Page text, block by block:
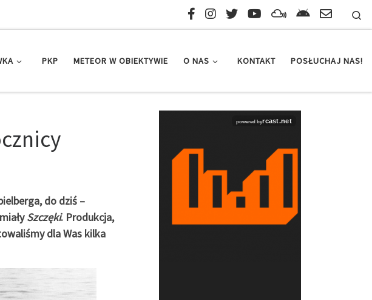
PKP METEOR W OBIEKTYWIE O NAS KONTAKT POSŁUCHAJ NAS!
do dziś –
Szczęki. Produkcja,
dla Was kilka